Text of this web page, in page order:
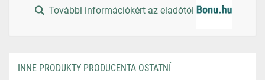
További információkért az eladótól
INNE PRODUKTY PRODUCENTA OSTATNÍ